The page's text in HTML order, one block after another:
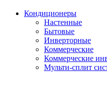
Кондиционеры
Настенные
Бытовые
Инверторные
Коммерческие
Коммерческие
Мульти-сплит